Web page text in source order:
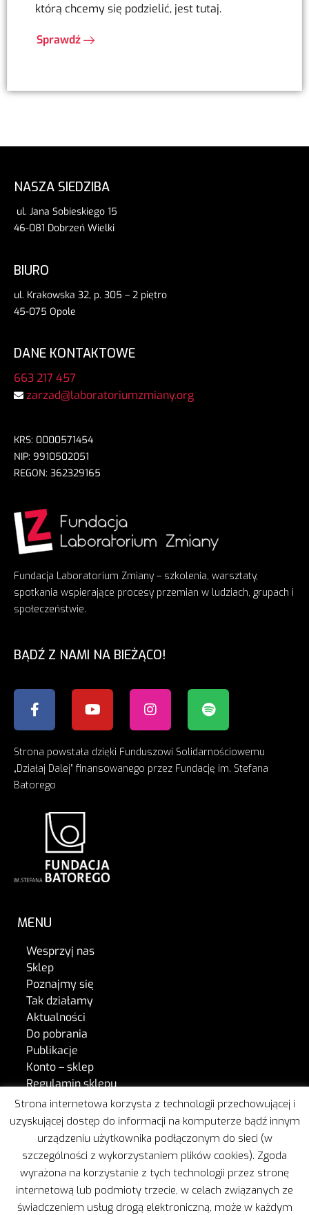
którą chcemy się podzielić, jest tutaj.
Sprawdź
Fundacja Laboratorium Zmiany – szkolenia, warsztaty,
spotkania wspierające procesy przemian w ludziach, grupach i
społeczeństwie.
BĄDŹ Z NAMI NA BIEŻĄCO!
Strona powstała dzięki Funduszowi Solidarnościowemu
„Działaj Dalej” finansowanego przez Fundację im. Stefana
Batorego
MENU
Wesprzyj nas
Sklep
Poznajmy się
Tak działamy
Aktualności
Do pobrania
Publikacje
Konto – sklep
Regulamin sklepu
Kontakt
W naszej pracy wspiera nas Freshmail.
NASZA SIEDZIBA
ul. Jana Sobieskiego 15
46-081 Dobrzeń Wielki
BIURO
ul. Krakowska 32, p. 305 – 2 piętro
45-075 Opole
DANE KONTAKTOWE
663 217 457
zarzad@laboratoriumzmiany.org
KRS: 0000571454
NIP: 9910502051
REGON: 362329165
Strona internetowa korzysta z technologii przechowującej i
uzyskującej dostęp do informacji na komputerze bądź innym
urządzeniu użytkownika podłączonym do sieci (w
szczególności z wykorzystaniem plików cookies). Zgoda
wyrażona na korzystanie z tych technologii przez stronę
internetową lub podmioty trzecie, w celach związanych ze
świadczeniem usług drogą elektroniczną, może w każdym